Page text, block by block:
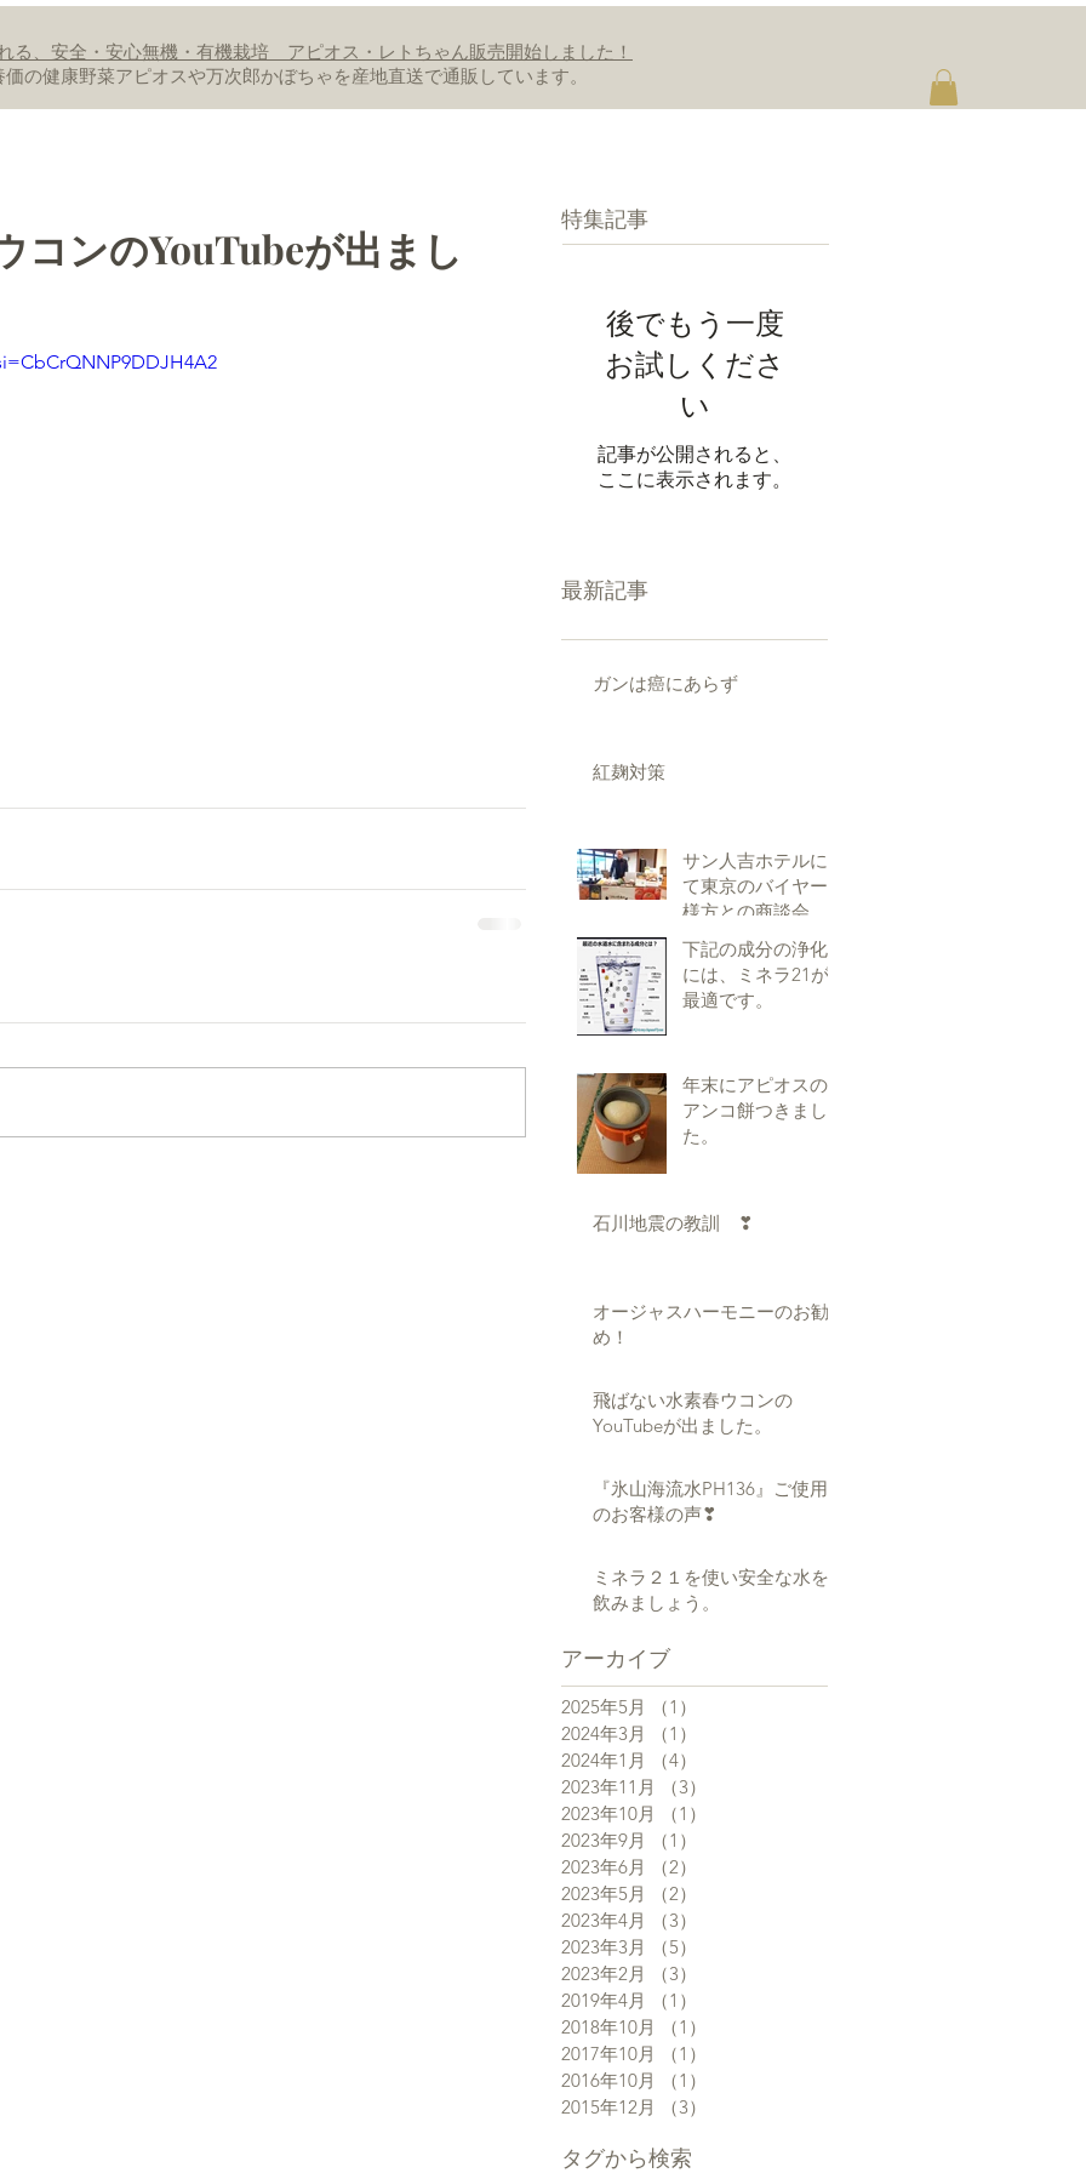
る、安全・安心無機・有機栽培 アピオス・レトちゃん販売開始しました！
の健康野菜アピオスや万次郎かぼちゃを産地直送で通販しています。
コンのYouTubeが出まし
特集記事
後でもう一度
お試しくださ
い
記事が公開されると、
ここに表示されます。
最新記事
ガンは癌にあらず
紅麹対策
サン人吉ホテルに
て東京のバイヤー
様方との商談会
下記の成分の浄化
には、ミネラ21が
最適です。
年末にアピオスの
アンコ餅つきまし
た。
石川地震の教訓 ❣
オージャスハーモニーのお勧
め！
飛ばない水素春ウコンの
YouTubeが出ました。
『氷山海流水PH136』ご使用
のお客様の声❣
ミネラ２１を使い安全な水を
飲みましょう。
アーカイブ
2025年5月 （1）
2024年3月
（1）
2024年1月
（4）
2023年11月
（3）
2023年10月
（1）
2023年9月
（1）
2023年6月
（2）
2023年5月
（2）
2023年4月
（3）
2023年3月
（5）
2023年2月
（3）
2019年4月
（1）
2018年10月
（1）
2017年10月
（1）
2016年10月
（1）
2015年12月
（3）
タグから検索